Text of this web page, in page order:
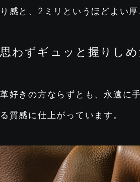
り感と、 2ミリというほどよい厚
思わずギュッと握りしめ
革好きの方ならずとも、永遠に
る質感に仕上がっています。